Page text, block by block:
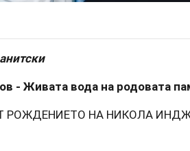
- Живата вода на родовата
РОЖДЕНИЕТО НА НИКОЛА